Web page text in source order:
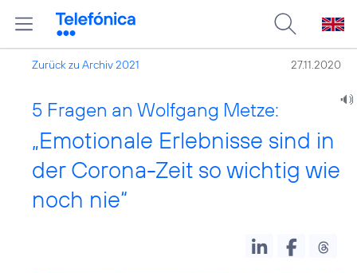
Zurück zu Archiv 2021 27.11.2020
5 Fragen an Wolfgang Metze:
„Emotionale Erlebnisse sind in
der Corona-Zeit so wichtig wie
noch nie“